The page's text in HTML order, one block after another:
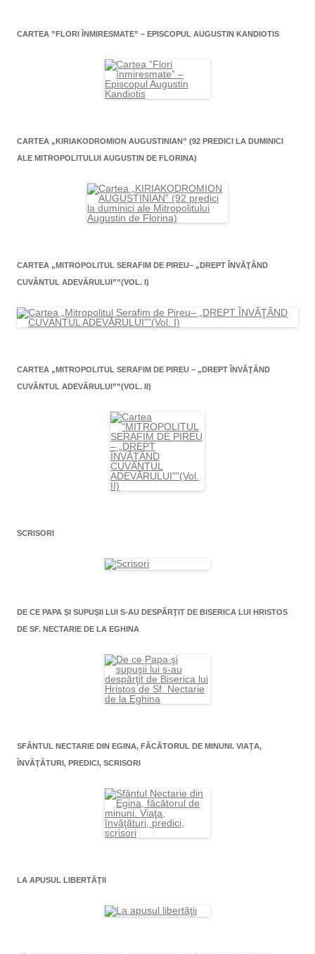
CARTEA ”FLORI ÎNMIRESMATE” – EPISCOPUL AUGUSTIN KANDIOTIS
CARTEA „KIRIAKODROMION AUGUSTINIAN” (92 PREDICI LA DUMINICI
ALE MITROPOLITULUI AUGUSTIN DE FLORINA)
CARTEA „MITROPOLITUL SERAFIM DE PIREU– „DREPT ÎNVĂŢÂND
CUVÂNTUL ADEVĂRULUI””(VOL. I)
CARTEA „MITROPOLITUL SERAFIM DE PIREU – „DREPT ÎNVĂŢÂND
CUVÂNTUL ADEVĂRULUI””(VOL. II)
SCRISORI
DE CE PAPA ŞI SUPUŞII LUI S-AU DESPĂRŢIT DE BISERICA LUI HRISTOS
DE SF. NECTARIE DE LA EGHINA
SFÂNTUL NECTARIE DIN EGINA, FĂCĂTORUL DE MINUNI. VIAŢA,
ÎNVĂŢĂTURI, PREDICI, SCRISORI
LA APUSUL LIBERTĂŢII